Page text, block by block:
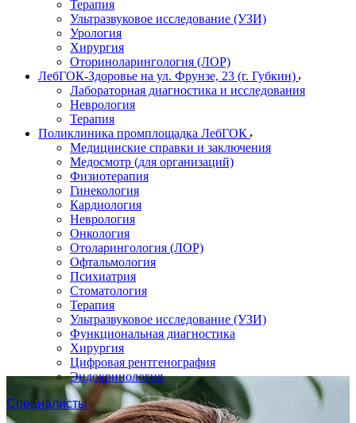
Терапия
Ультразвуковое исследование (УЗИ)
Урология
Хирургия
Оториноларингология (ЛОР)
ЛебГОК-Здоровье на ул. Фрунзе, 23 (г. Губкин)
Лабораторная диагностика и исследования
Неврология
Терапия
Поликлиника промплощадка ЛебГОК
Медицинские справки и заключения
Медосмотр (для организаций)
Физиотерапия
Гинекология
Кардиология
Неврология
Онкология
Отоларингология (ЛОР)
Офтальмология
Психиатрия
Стоматология
Терапия
Ультразвуковое исследование (УЗИ)
Функциональная диагностика
Хирургия
Цифровая рентгенография
Эндокринология
Специалисты